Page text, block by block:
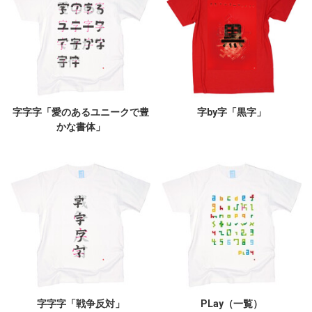
字字字「愛のあるユニークで豊
かな書体」
字by字「黒字」
字字字「戦争反対」 PLay（一覧）